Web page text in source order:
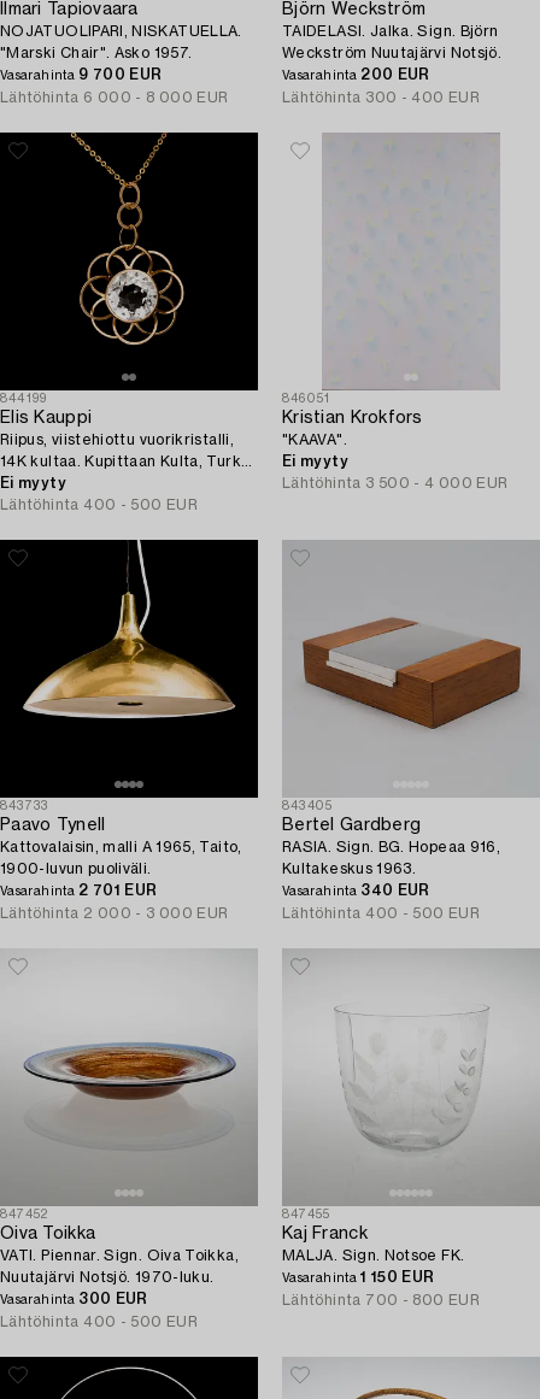
Ilmari Tapiovaara
NOJATUOLIPARI, NISKATUELLA.
"Marski Chair". Asko 1957.
Vasarahinta 9 700 EUR
Lähtöhinta 6 000 - 8 000 EUR
Björn Weckström
TAIDELASI. Jalka. Sign. Björn
Weckström Nuutajärvi Notsjö.
Vasarahinta 200 EUR
Lähtöhinta 300 - 400 EUR
844199
Elis Kauppi
Riipus, viistehiottu vuorikristalli,
14K kultaa. Kupittaan Kulta, Turku
1966.
Ei myyty
Lähtöhinta 400 - 500 EUR
846051
Kristian Krokfors
"KAAVA".
Ei myyty
Lähtöhinta 3 500 - 4 000 EUR
843733
Paavo Tynell
Kattovalaisin, malli A 1965, Taito,
1900-luvun puoliväli.
Vasarahinta 2 701 EUR
Lähtöhinta 2 000 - 3 000 EUR
843405
Bertel Gardberg
RASIA. Sign. BG. Hopeaa 916,
Kultakeskus 1963.
Vasarahinta 340 EUR
Lähtöhinta 400 - 500 EUR
847452
Oiva Toikka
VATI. Piennar. Sign. Oiva Toikka,
Nuutajärvi Notsjö. 1970-luku.
Vasarahinta 300 EUR
Lähtöhinta 400 - 500 EUR
847455
Kaj Franck
MALJA. Sign. Notsoe FK.
Vasarahinta1 150 EUR
Lähtöhinta 700 - 800 EUR